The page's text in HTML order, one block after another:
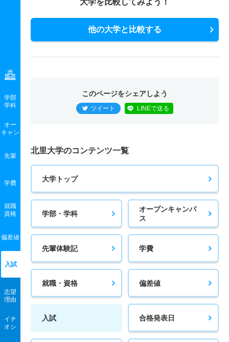
学部
学科
オー
キャン
先輩
学費
就職
資格
偏差値
入試
志望
理由
イチ
オシ
大学を比較してみよう！
他の大学と比較する
このページをシェアしよう
ツイート LINEで送る
北里大学のコンテンツ一覧
大学トップ
学部・学科
オープンキャンパ
ス
先輩体験記 学費
就職・資格 偏差値
入試 合格発表日